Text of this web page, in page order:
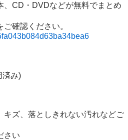
、CD・DVDなどが無料でまとめ
済み)
キズ、落としきれない汚れなどご
さい